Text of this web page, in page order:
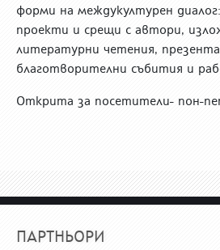
форми на междукултурен
проекти и срещи с автори,
литературни четения,
благотворителни събития и
Открита за посетители- пон-
ПАРТНЬОРИ